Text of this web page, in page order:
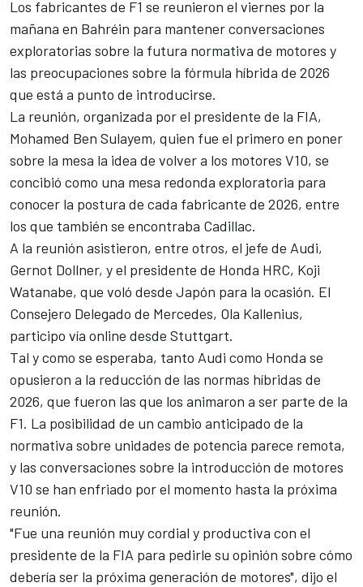
Los fabricantes de F1 se reunieron el viernes por la
mañana en Bahréin para mantener conversaciones
exploratorias sobre la futura normativa de motores y
las preocupaciones sobre la fórmula híbrida de 2026
que está a punto de introducirse.
La reunión, organizada por el presidente de la FIA,
Mohamed Ben Sulayem, quien fue el primero en poner
sobre la mesa la idea de volver a los motores V10, se
concibió como una mesa redonda exploratoria para
conocer la postura de cada fabricante de 2026, entre
los que también se encontraba Cadillac.
A la reunión asistieron, entre otros, el jefe de Audi,
Gernot Dollner, y el presidente de Honda HRC, Koji
Watanabe, que voló desde Japón para la ocasión. El
Consejero Delegado de Mercedes, Ola Kallenius,
participo vía online desde Stuttgart.
Tal y como se esperaba, tanto Audi como Honda se
opusieron a la reducción de las normas híbridas de
2026, que fueron las que los animaron a ser parte de la
F1. La posibilidad de un cambio anticipado de la
normativa sobre unidades de potencia parece remota,
y las conversaciones sobre la introducción de motores
V10 se han enfriado por el momento hasta la próxima
reunión.
"Fue una reunión muy cordial y productiva con el
presidente de la FIA para pedirle su opinión sobre cómo
debería ser la próxima generación de motores", dijo el